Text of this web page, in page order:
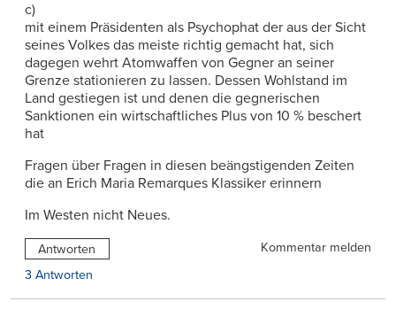
c)
mit einem Präsidenten als Psychophat der aus der Sicht
seines Volkes das meiste richtig gemacht hat, sich
dagegen wehrt Atomwaffen von Gegner an seiner
Grenze stationieren zu lassen. Dessen Wohlstand im
Land gestiegen ist und denen die gegnerischen
Sanktionen ein wirtschaftliches Plus von 10 % beschert
hat
Fragen über Fragen in diesen beängstigenden Zeiten
die an Erich Maria Remarques Klassiker erinnern
Im Westen nicht Neues.
Antworten
Kommentar melden
3 Antworten